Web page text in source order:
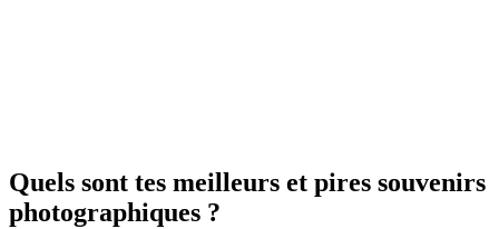
Quels sont tes meilleurs et pires souvenirs
photographiques ?